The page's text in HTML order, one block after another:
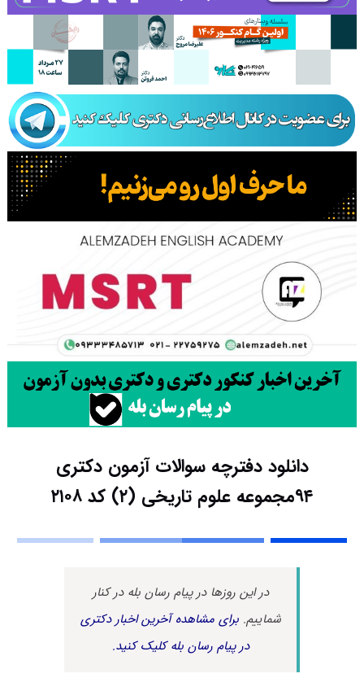
دانلود دفترچه سوالات آزمون دکتری
۹۴مجموعه علوم تاریخی (۲) کد ۲۱۰۸
در این روزها در پیام رسان بله در کنار
شماییم.برای مشاهده آخرین اخبار دکتری
در پیام رسان بله کلیک کنید.